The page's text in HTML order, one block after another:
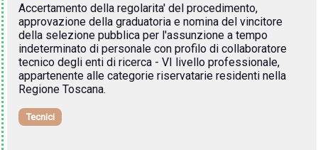
Accertamento della regolarita' del procedimento,
approvazione della graduatoria e nomina del vincitore
della selezione pubblica per l'assunzione a tempo
indeterminato di personale con profilo di collaboratore
tecnico degli enti di ricerca - VI livello professionale,
appartenente alle categorie riservatarie residenti nella
Regione Toscana.
Tecnici